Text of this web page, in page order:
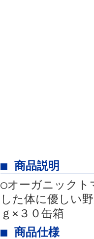
■ 商品説明
○オーガニックト
した体に優しい
ｇ×３０缶箱
■ 商品仕様